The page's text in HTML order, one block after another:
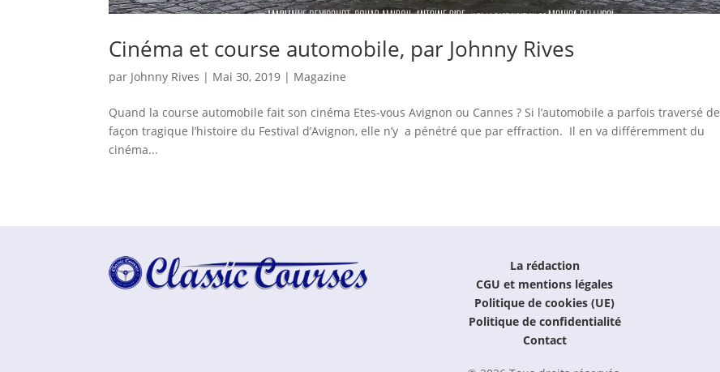
Cinéma et course automobile, par Johnny Rives
par Johnny Rives | Mai 30, 2019 | Magazine
Quand la course automobile fait son cinéma Etes-vous Avignon ou Cannes ? Si l’automobile a parfois traversé de
façon tragique l’histoire du Festival d’Avignon, elle n’y a pénétré que par effraction. Il en va différemment du
cinéma...
La rédaction
CGU et mentions légales
Politique de cookies (UE)
Politique de confidentialité
Contact